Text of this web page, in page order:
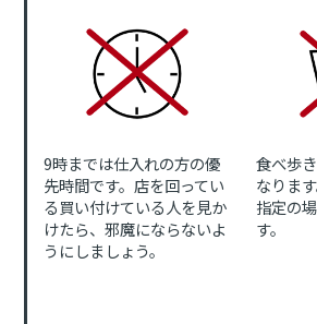
9時までは仕入れの方の優
先時間です。店を回ってい
る買い付けている人を見か
けたら、邪魔にならないよ
うにしましょう。
食べ歩
なりま
指定の
す。